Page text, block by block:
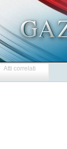
Atti correlati